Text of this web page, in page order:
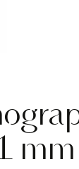
mm